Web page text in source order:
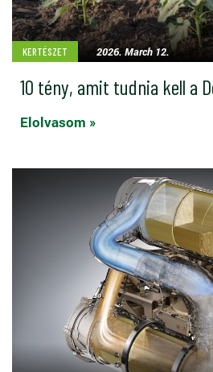
KERTÉSZET 2026. March 12.
10 tény, amit tudnia kell a
Elolvasom »